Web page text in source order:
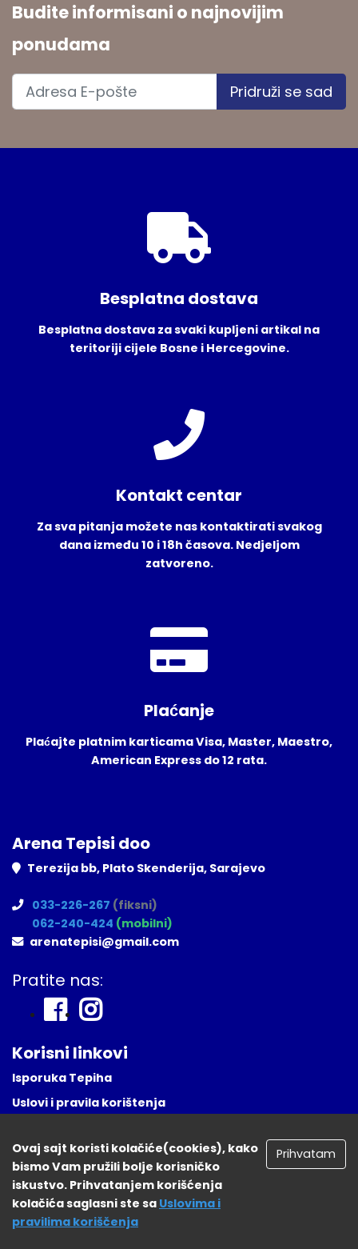
Budite informisani o najnovijim
ponudama
Pridruži se sad
Besplatna dostava
Besplatna dostava za svaki kupljeni artikal na
teritoriji cijele Bosne i Hercegovine.
Kontakt centar
Za sva pitanja možete nas kontaktirati svakog
dana između 10 i 18h časova. Nedjeljom
zatvoreno.
Plaćanje
Plaćajte platnim karticama Visa, Master, Maestro,
American Express do 12 rata.
Arena Tepisi doo
Terezija bb, Plato Skenderija, Sarajevo
033-226-267 (fiksni)
062-240-424 (mobilni)
arenatepisi@gmail.com
Pratite nas:
Korisni linkovi
Isporuka Tepiha
Uslovi i pravila korištenja
Naša lokacija
Registruj se
Ovaj sajt koristi kolačiće(cookies), kako
bismo Vam pružili bolje korisničko
iskustvo. Prihvatanjem korišćenja
kolačića saglasni ste sa Uslovima i
pravilima koriščenja
Prihvatam